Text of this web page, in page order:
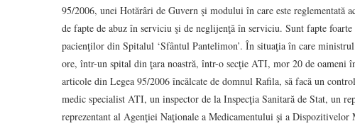
95/2006, unei Hotărâri de Guvern şi modului în care este reglementată
de fapte de abuz în serviciu şi de neglijenţă în serviciu. Sunt fapte
pacienţilor din Spitalul ‘Sfântul Pantelimon’. În situaţia în care
ore, într-un spital din ţara noastră, într-o secţie ATI, mor 20 de oameni
articole din Legea 95/2006 încălcate de domnul Rafila, să facă un
medic specialist ATI, un inspector de la Inspecţia Sanitară de Stat, un
reprezentant al Agenţiei Naţionale a Medicamentului şi a